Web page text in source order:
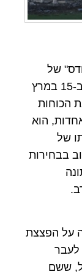
של
"משמרות המהפכה" האיראניים הגיע ב-15 במרץ
הכוחות
הוא
של
בבחירות
על הפצצת
לעבר
ששם